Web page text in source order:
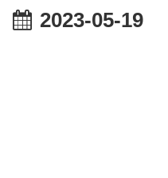
2023-05-19